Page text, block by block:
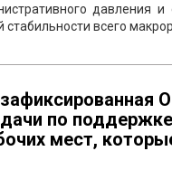
давления
всего
по
мест,